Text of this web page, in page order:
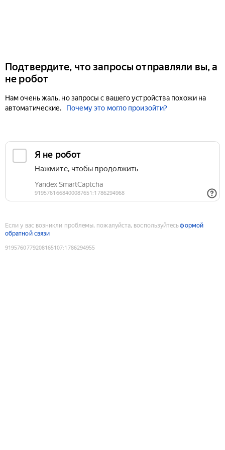
Подтвердите, что запросы отправляли вы, а
не робот
Нам очень жаль, но запросы с вашего устройства похожи на
автоматические.
Почему это могло произойти?
Если у вас возникли проблемы, пожалуйста, воспользуйтесьформой
обратной связи
9195760779208165107:1786294955